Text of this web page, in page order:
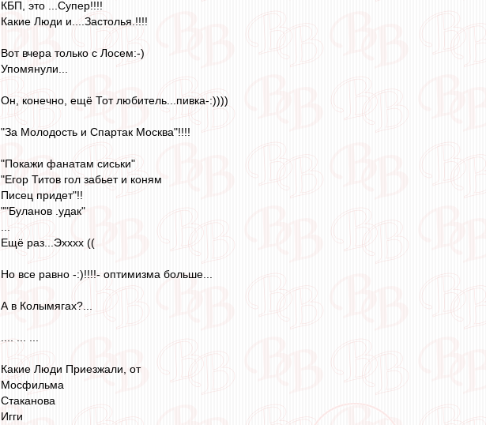
КБП, это ...Супер!!!!
Какие Люди и....Застолья.!!!!
Вот вчера только с Лосем:-)
Упомянули...
Он, конечно, ещё Тот любитель...пивка-:))))
"За Молодость и Спартак Москва"!!!!
"Покажи фанатам сиськи"
"Егор Титов гол забьет и коням
Писец придет"!!
""Буланов .удак"
Ещё раз...Эхххх ((
Но все равно -:)!!!!- оптимизма больше...
А в Колымягах?...
Какие Люди Приезжали, от
Мосфильма
Стаканова
Игги